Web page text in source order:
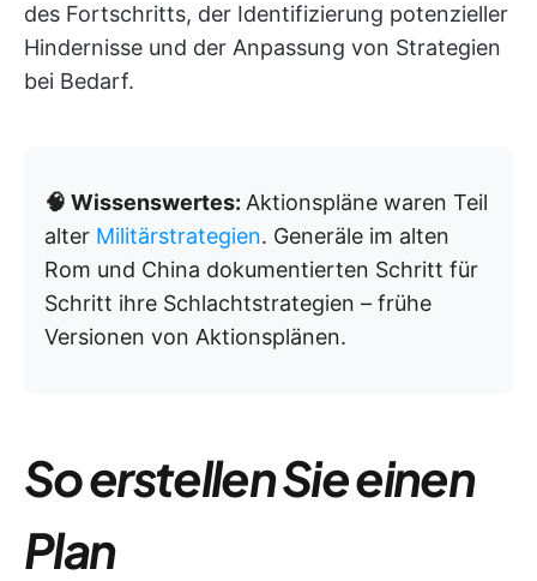
des Fortschritts, der Identifizierung potenzieller
Hindernisse und der Anpassung von Strategien
bei Bedarf.
🧠 Wissenswertes: Aktionspläne waren Teil
alter Militärstrategien. Generäle im alten
Rom und China dokumentierten Schritt für
Schritt ihre Schlachtstrategien – frühe
Versionen von Aktionsplänen.
So erstellen Sie einen
Plan